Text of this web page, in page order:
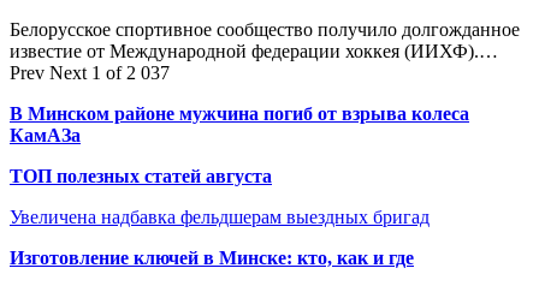
Белорусское спортивное сообщество получило долгожданное
известие от Международной федерации хоккея (ИИХФ).…
Prev Next 1 of 2 037
В Минском районе мужчина погиб от взрыва колеса
КамАЗа
ТОП полезных статей августа
Увеличена надбавка фельдшерам выездных бригад
Изготовление ключей в Минске: кто, как и где